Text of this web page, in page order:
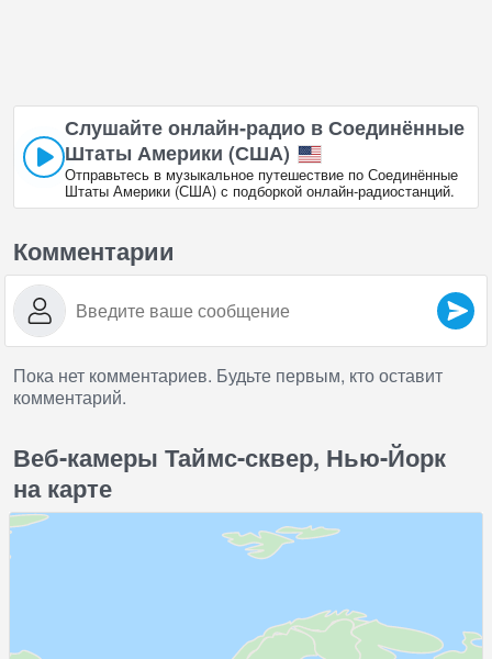
Слушайте онлайн‑радио в Соединённые
Штаты Америки (США)
Отправьтесь в музыкальное путешествие по Соединённые
Штаты Америки (США) с подборкой онлайн‑радиостанций.
Комментарии
Пока нет комментариев. Будьте первым, кто оставит
комментарий.
Веб-камеры Таймс-сквер, Нью-Йорк
на карте